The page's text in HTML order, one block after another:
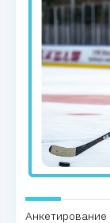
Анкетирование